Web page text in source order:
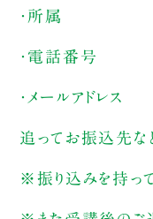
・所属
・電話番号
・メールアドレス
追ってお振込先な
※振り込みを持っ